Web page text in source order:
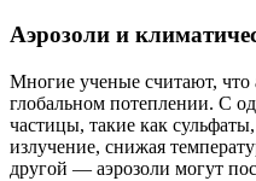
Аэрозоли и
Многие ученые считают, что
глобальном потеплении. С
частицы, такие как
излучение, снижая
другой — аэрозоли могут